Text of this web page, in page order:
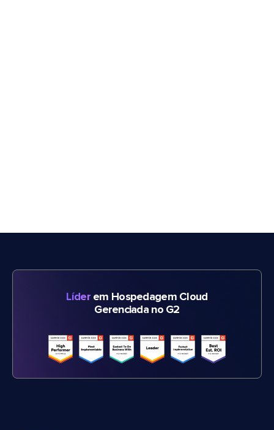
Líderem Hospedagem Cloud
Gerenciada no G2